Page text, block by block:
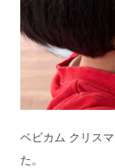
ベビカム クリス
た。